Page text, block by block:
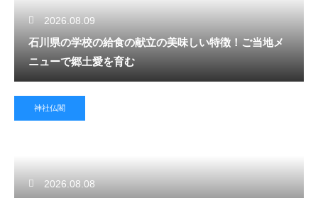
2026.08.09
石川県の学校の給食の献立の美味しい特徴！ご当地メ
ニューで郷土愛を育む
神社仏閣
2026.08.08